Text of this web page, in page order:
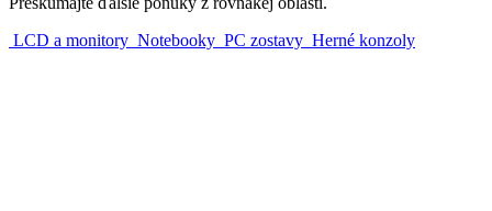
LCD a monitory Notebooky PC zostavy Herné konzoly